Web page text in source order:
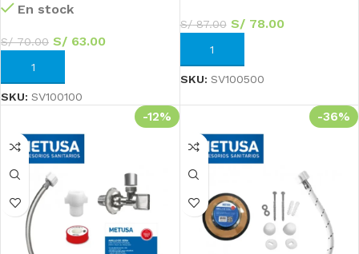
En stock
S/70.00 S/ 63.00
AÑADIR AL CARRITO
SKU: SV100100
S/87.00 S/78.00
AÑADIR AL CARRITO
SKU: SV100500
-12% -36%